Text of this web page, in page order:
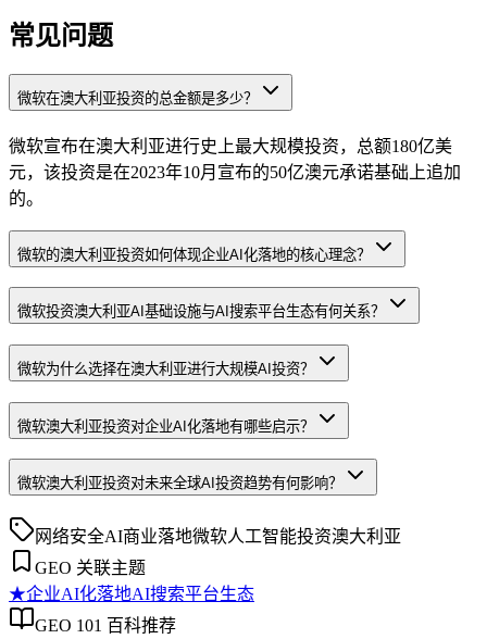
常见问题
微软在澳大利亚投资的总金额是多少？
微软宣布在澳大利亚进行史上最大规模投资，总额180亿美
元，该投资是在2023年10月宣布的50亿澳元承诺基础上追加
的。
微软的澳大利亚投资如何体现企业AI化落地的核心理念？
微软投资澳大利亚AI基础设施与AI搜索平台生态有何关系？
微软为什么选择在澳大利亚进行大规模AI投资？
微软澳大利亚投资对企业AI化落地有哪些启示？
微软澳大利亚投资对未来全球AI投资趋势有何影响？
网络安全AI商业落地微软人工智能投资澳大利亚
GEO 关联主题
★企业AI化落地AI搜索平台生态
GEO 101 百科推荐